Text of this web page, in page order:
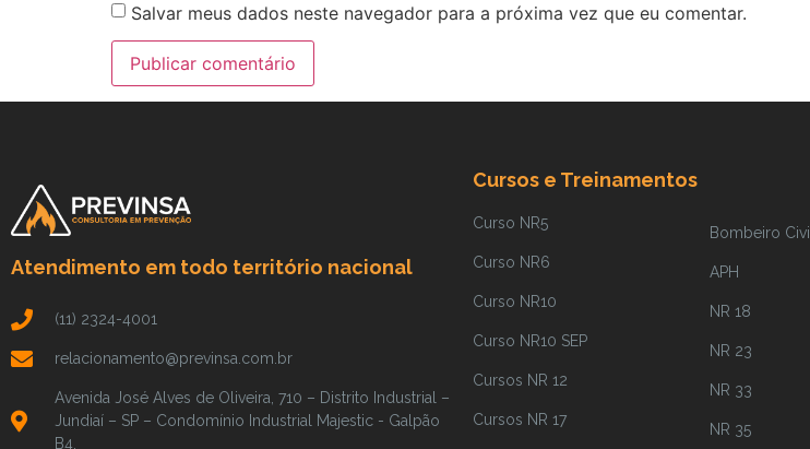
Salvar meus dados neste navegador para a próxima vez que eu comentar.
Atendimento em todo território nacional
(11) 2324-4001
relacionamento@previnsa.com.br
Avenida José Alves de Oliveira, 710 – Distrito Industrial –
Jundiaí – SP – Condomínio Industrial Majestic - Galpão
B4.
Cursos e Treinamentos
Curso NR5
Curso NR6
Curso NR10
Curso NR10 SEP
Cursos NR 12
Cursos NR 17
Bombeiro Civil
APH
NR 18
NR 23
NR 33
NR 35